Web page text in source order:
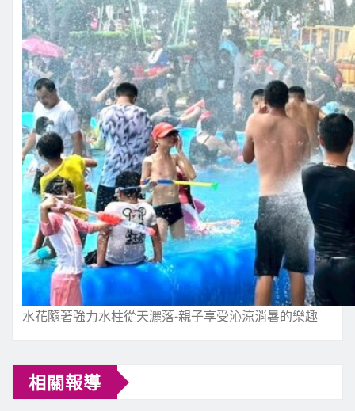
水花隨著強力水柱從天灑落-親子享受沁涼消暑的樂趣
相關報導